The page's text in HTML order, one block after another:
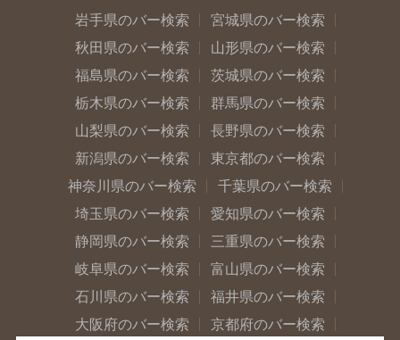
岩手県のバー検索
宮城県のバー検索
秋田県のバー検索
山形県のバー検索
福島県のバー検索
茨城県のバー検索
栃木県のバー検索
群馬県のバー検索
山梨県のバー検索
長野県のバー検索
新潟県のバー検索
東京都のバー検索
神奈川県のバー検索
千葉県のバー検索
埼玉県のバー検索
愛知県のバー検索
静岡県のバー検索
三重県のバー検索
岐阜県のバー検索
富山県のバー検索
石川県のバー検索
福井県のバー検索
大阪府のバー検索
京都府のバー検索